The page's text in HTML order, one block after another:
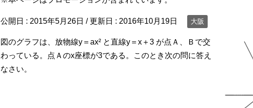
公開日 : 2015年5月26日 / 更新日 : 2016年10月19日 大阪
図のグラフは、放物線y＝ax² と直線y＝x＋3 が点Ａ、Ｂで交
わっている。点Ａのx座標が3である。このとき次の問に答え
なさい。